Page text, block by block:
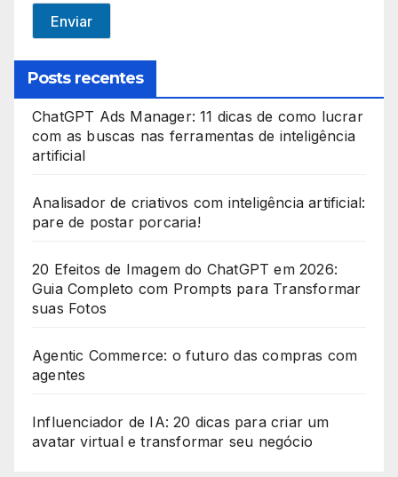
a
t
s
+
Enviar
Posts recentes
ChatGPT Ads Manager: 11 dicas de como lucrar
com as buscas nas ferramentas de inteligência
artificial
Analisador de criativos com inteligência artificial:
pare de postar porcaria!
20 Efeitos de Imagem do ChatGPT em 2026:
Guia Completo com Prompts para Transformar
suas Fotos
Agentic Commerce: o futuro das compras com
agentes
Influenciador de IA: 20 dicas para criar um
avatar virtual e transformar seu negócio